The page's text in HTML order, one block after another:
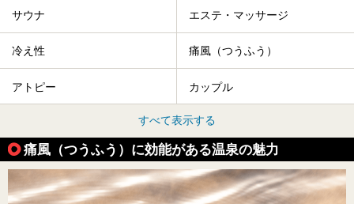
サウナ エステ・マッサージ
冷え性 痛風（つうふう）
アトピー カップル
すべて表示する
痛風（つうふう）に効能がある温泉の魅力